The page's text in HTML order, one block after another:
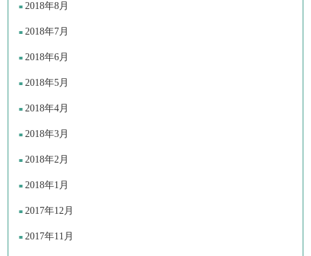
2018年8月
2018年7月
2018年6月
2018年5月
2018年4月
2018年3月
2018年2月
2018年1月
2017年12月
2017年11月